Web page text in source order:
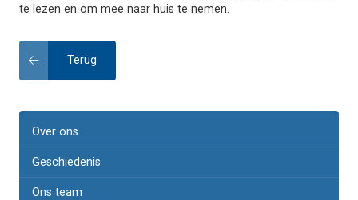
Over ons
Geschiedenis
Ons team
te lezen en om mee naar huis te nemen.
Terug